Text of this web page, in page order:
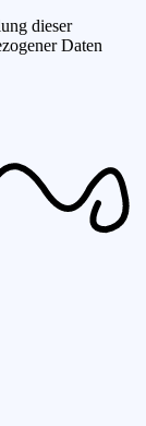
dieser
Daten